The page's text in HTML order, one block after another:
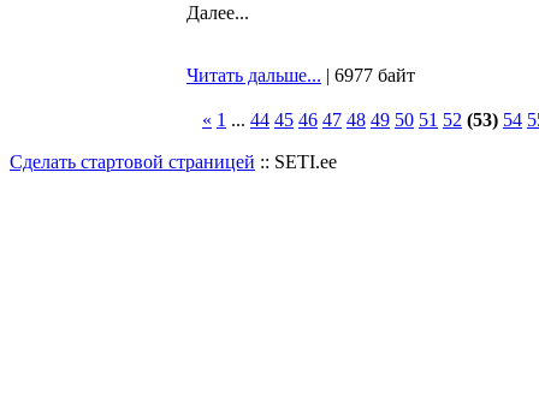
Далее...
Читать дальше... | 6977 байт
« 1 ... 44 45 46 47 48 49 50 51 52 (53) 54
Сделать стартовой страницей :: SETI.ee